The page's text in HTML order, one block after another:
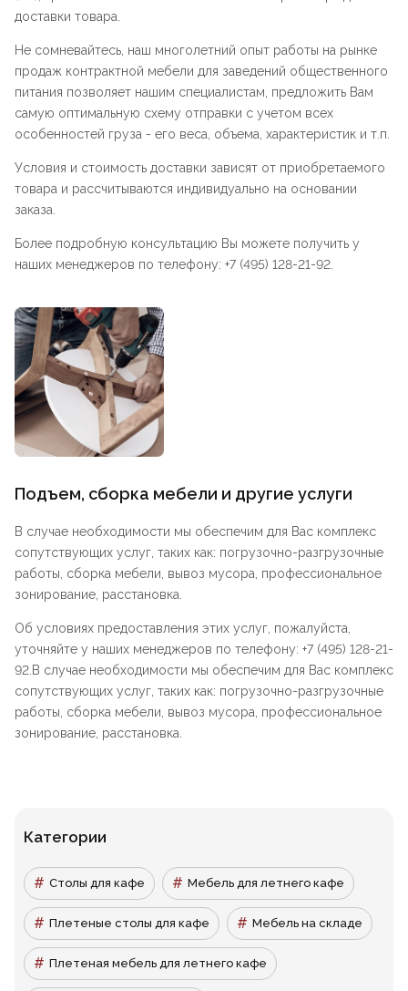
доставки товара.
Не сомневайтесь, наш многолетний опыт работы на рынке
продаж контрактной мебели для заведений общественного
питания позволяет нашим специалистам, предложить Вам
самую оптимальную схему отправки с учетом всех
особенностей груза - его веса, объема, характеристик и т.п.
Условия и стоимость доставки зависят от приобретаемого
товара и рассчитываются индивидуально на основании
заказа.
Более подробную консультацию Вы можете получить у
наших менеджеров по телефону: +7 (495) 128-21-92.
Подъем, сборка мебели и другие услуги
В случае необходимости мы обеспечим для Вас комплекс
сопутствующих услуг, таких как: погрузочно-разгрузочные
работы, сборка мебели, вывоз мусора, профессиональное
зонирование, расстановка.
Об условиях предоставления этих услуг, пожалуйста,
уточняйте у наших менеджеров по телефону: +7 (495) 128-21-
92.В случае необходимости мы обеспечим для Вас комплекс
сопутствующих услуг, таких как: погрузочно-разгрузочные
работы, сборка мебели, вывоз мусора, профессиональное
зонирование, расстановка.
Категории
Столы для кафе Мебель для летнего кафе
Плетеные столы для кафе Мебель на складе
Плетеная мебель для летнего кафе